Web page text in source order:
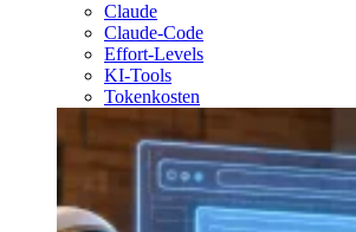
Claude
Claude-Code
Effort-Levels
KI-Tools
Tokenkosten